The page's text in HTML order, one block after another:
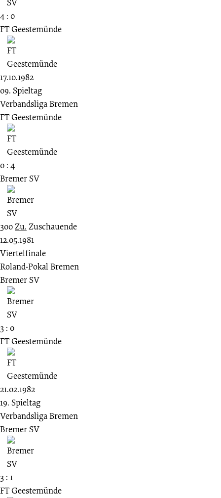
4 : 0
FT Geestemünde
17.10.1982
09. Spieltag
Verbandsliga Bremen
FT Geestemünde
0 : 4
Bremer SV
300Zu. Zuschauende
12.05.1981
Viertelfinale
Roland-Pokal Bremen
Bremer SV
3 : 0
FT Geestemünde
21.02.1982
19. Spieltag
Verbandsliga Bremen
Bremer SV
3 : 1
FT Geestemünde